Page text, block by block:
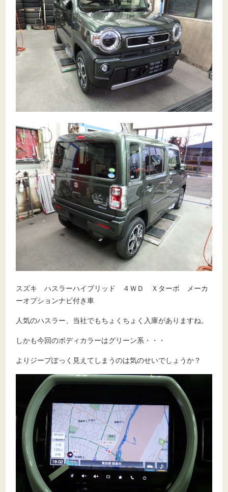
スズキ ハスラーハイブリッド ４ＷＤ Ｘターボ メーカ
ーオプションナビ付き車
人気のハスラー、当社でもちょくちょく入庫がありますね。
しかも今回のボディカラーはグリーン系・・・
よりジープぽっく見えてしまうのは気のせいでしょうか？